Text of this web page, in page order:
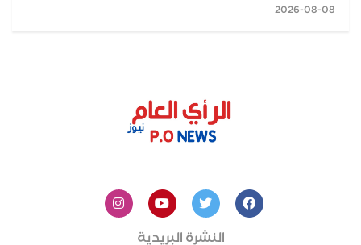
النشرة البريدية